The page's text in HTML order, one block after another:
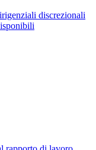
discrezionali